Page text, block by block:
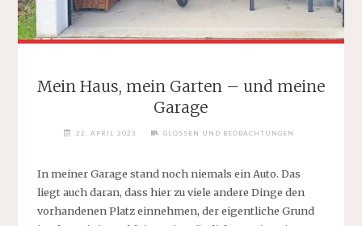
Mein Haus, mein Garten – und meine
Garage
22. APRIL 2023 GLOSSEN UND BEOBACHTUNGEN
In meiner Garage stand noch niemals ein Auto. Das
liegt auch daran, dass hier zu viele andere Dinge den
vorhandenen Platz einnehmen, der eigentliche Grund